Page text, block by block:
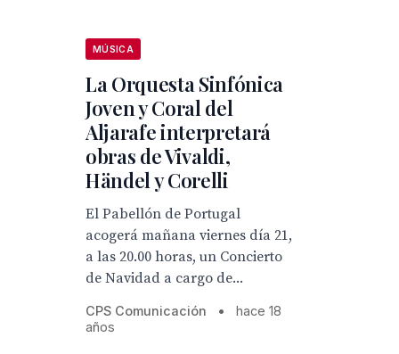
MÚSICA
La Orquesta Sinfónica
Joven y Coral del
Aljarafe interpretará
obras de Vivaldi,
Händel y Corelli
El Pabellón de Portugal
acogerá mañana viernes día 21,
a las 20.00 horas, un Concierto
de Navidad a cargo de...
CPS Comunicación •
hace 18
años